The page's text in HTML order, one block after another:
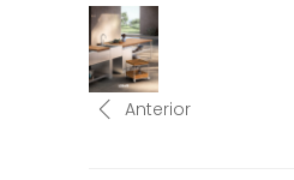
Anterior